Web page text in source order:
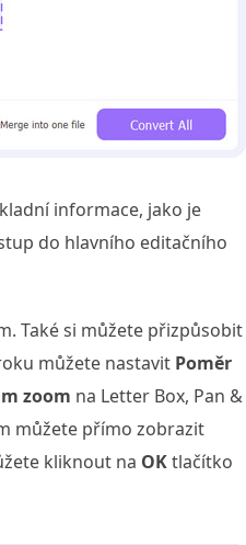
informace, jako je
do hlavního editačního
Také si můžete přizpůsobit
můžete nastavit Poměr
zoom na Letter Box, Pan &
můžete přímo zobrazit
kliknout na OKtlačítko